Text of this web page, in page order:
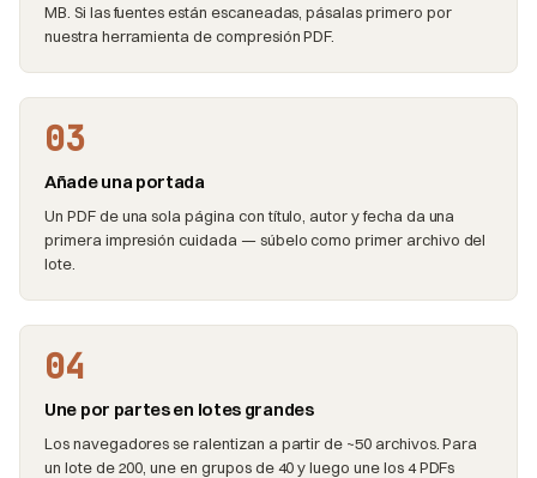
MB. Si las fuentes están escaneadas, pásalas primero por
nuestra herramienta de compresión PDF.
03
Añade una portada
Un PDF de una sola página con título, autor y fecha da una
primera impresión cuidada — súbelo como primer archivo del
lote.
04
Une por partes en lotes grandes
Los navegadores se ralentizan a partir de ~50 archivos. Para
un lote de 200, une en grupos de 40 y luego une los 4 PDFs